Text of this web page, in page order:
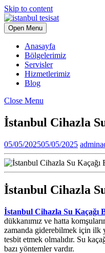
Skip to content
Open Menu
Anasayfa
Bölgelerimiz
Servisler
Hizmetlerimiz
Blog
Close Menu
İstanbul Cihazla
05/05/202505/05/2025 admin
İstanbul Cihazla
İstanbul Cihazla Su Kaçağı
dükkanımız ve hatta
zamanda giderebilmek için ilk
tesbit etmek olmalıdır. Su
bazı yöntemler vardır.